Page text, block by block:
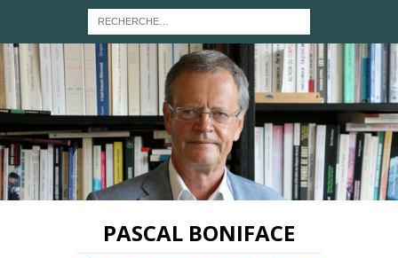
PASCAL BONIFACE